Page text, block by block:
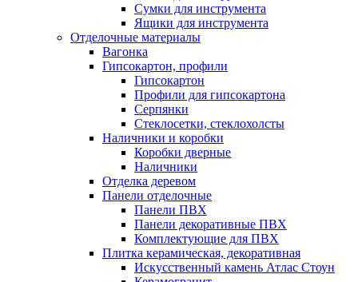
Сумки для инструмента
Ящики для инструмента
Отделочные материалы
Вагонка
Гипсокартон, профили
Гипсокартон
Профили для гипсокартона
Серпянки
Стеклосетки, стеклохолсты
Наличники и коробки
Коробки дверные
Наличники
Отделка деревом
Панели отделочные
Панели ПВХ
Панели декоративные ПВХ
Комплектующие для ПВХ
Плитка керамическая, декоративная
Искусственный камень Атлас Стоун